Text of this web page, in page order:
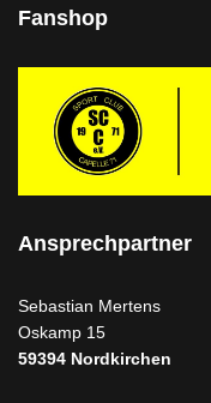
Fanshop
Ansprechpartner
Sebastian Mertens
Oskamp 15
59394 Nordkirchen